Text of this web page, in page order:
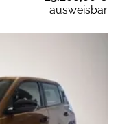
ausweisbar